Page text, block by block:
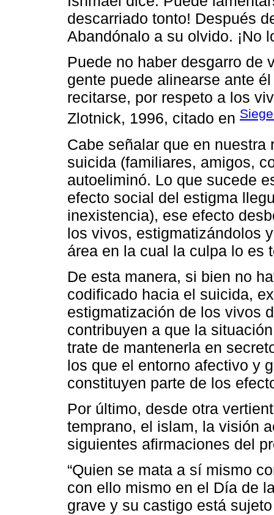
descarriado tonto! Después
Abandónalo a su olvido. ¡No
Puede no haber desgarro de
gente puede alinearse ante
recitarse, por respeto a los
Zlotnick, 1996, citado en
Cabe señalar que en
suicida (familiares, amigos,
autoeliminó. Lo que sucede
efecto social del estigma
inexistencia), ese efecto
los vivos, estigmatizándolos
área en la cual la culpa lo es
De esta manera, si bien no
codificado hacia el suicida,
estigmatización de los vivos
contribuyen a que la
trate de mantenerla en
los que el entorno afectivo y
constituyen parte de los
Por último, desde otra
temprano, el islam, la visión
siguientes afirmaciones del
“Quien se mata a sí mismo
con ello mismo en el Día de
grave y su castigo está